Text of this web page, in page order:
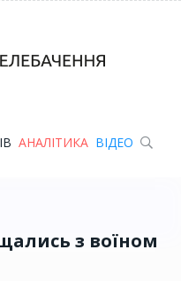
АНАЛІТИКА ВІДЕО
з воїном